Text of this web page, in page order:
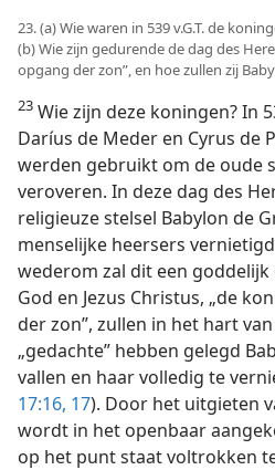
23. (a) Wie waren in 539 v.G.T. de
(b) Wie zijn gedurende de dag des
opgang der zon”, en hoe zullen zij
23 Wie zijn deze koningen? In
Daríus de Meder en Cyrus de
werden gebruikt om de oude
veroveren. In deze dag des
religieuze stelsel Babylon de
menselijke heersers
wederom zal dit een goddelijk
God en Jezus Christus, „de
der zon”, zullen in het hart
„gedachte” hebben gelegd
vallen en haar volledig te
17:16, 17). Door het uitgieten
wordt in het openbaar
op het punt staat voltrokken